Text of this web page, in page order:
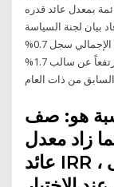
بمعدل عائد قدره
جنوب أفريقيا بمعدل عائد 4.84% وأفاد بيان لجنة السياسة
النقدية بأن معدل النمو الحقيقي للناتج المحلي الإجمالي سجل 0.7%
بشكل مبدئي خلال الربع الثالث من عام 2020، مرتفعاً عن سالب 1.7%
هو: صف
زاد معدل
عائد IRR ، ارتفع معدل العائد على